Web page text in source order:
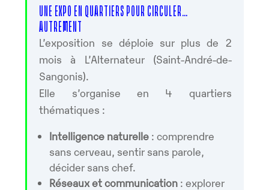
UNE EXPO EN QUARTIERS POUR CIRCULER…
AUTREMENT
L’exposition se déploie sur plus de 2
mois à L’Alternateur (Saint-André-de-
Sangonis).
Elle s’organise en 4 quartiers
thématiques :
Intelligence naturelle : comprendre
sans cerveau, sentir sans parole,
décider sans chef.
Réseaux et communication : explorer